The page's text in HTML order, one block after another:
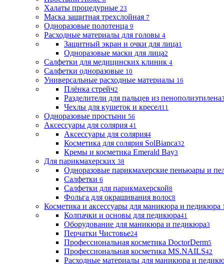
Халаты процедурные 23
Маска защитная трехслойная 7
Одноразовые полотенца 9
Расходные материалы для головы 4
Защитный экран и очки для лица1
Одноразовые маски для лица2
Салфетки для медицинских клиник 4
Салфетки одноразовые 10
Универсальные расходные материалы 16
Плёнка стрейч2
Разделители для пальцев из пенополиэтилена3
Чехлы для кушеток и кресел11
Одноразовые простыни 56
Аксессуары для солярия 41
Аксессуары для солярия4
Косметика для солярия SolBianca32
Кремы и косметика Emerald Bay3
Для парикмахерских 38
Одноразовые парикмахерские пеньюары и
Салфетки 6
Салфетки для парикмахерской8
Фольга для окрашивания волос8
Косметика и аксессуары для маникюра и педикюра
Колпачки и основы для педикюра41
Оборудование для маникюра и педикюра3
Перчатки Чистовье24
Профессиональная косметика DoctorDerm5
Профессиональная косметика MS.NAILS42
Расходные материалы для маникюра и